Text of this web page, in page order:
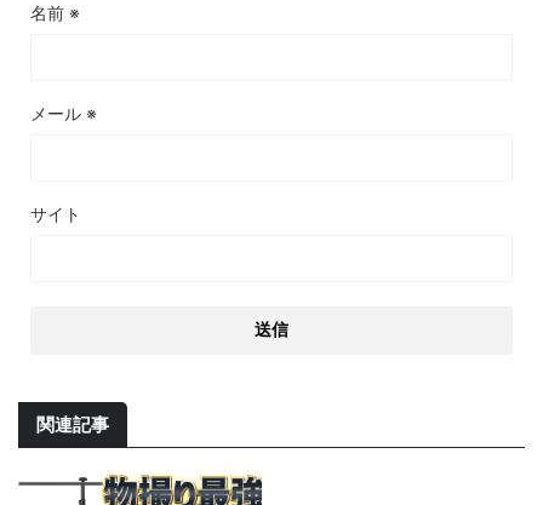
名前 ※
メール ※
サイト
関連記事